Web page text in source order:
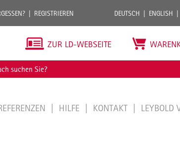
REGISTRIEREN DEUTSCH ENGLISH
ZUR LD-WEBSEITE
HILFE KONTAKT LEYBOLD